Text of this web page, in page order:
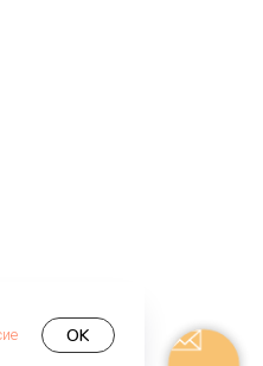
OK